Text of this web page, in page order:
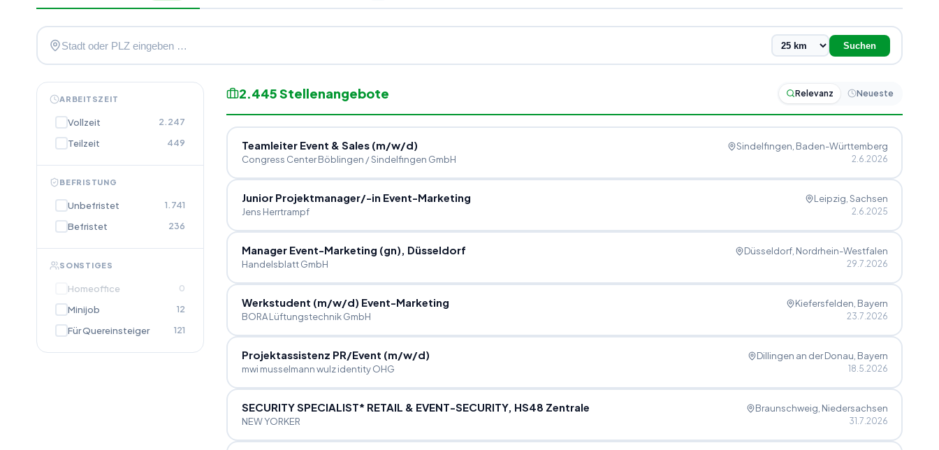
Suchen
ARBEITSZEIT
Vollzeit 2.247
Teilzeit 449
BEFRISTUNG
Unbefristet 1.741
Befristet 236
SONSTIGES
Homeoffice 0
Minijob 12
Für Quereinsteiger 121
2.445Stellenangebote Relevanz Neueste
Teamleiter Event & Sales (m/w/d)
Congress Center Böblingen / Sindelfingen GmbH
Sindelfingen , Baden-Württemberg
2.6.2026
Junior Projektmanager/-in Event-Marketing
Jens Herrtrampf
Leipzig , Sachsen
2.6.2025
Manager Event-Marketing (gn), Düsseldorf
Handelsblatt GmbH
Düsseldorf, Nordrhein-Westfalen
29.7.2026
Werkstudent (m/w/d) Event-Marketing
BORA Lüftungstechnik GmbH
Kiefersfelden , Bayern
23.7.2026
Projektassistenz PR/Event (m/w/d)
mwi musselmann wulz identity OHG
Dillingen an der Donau , Bayern
18.5.2026
SECURITY SPECIALIST* RETAIL & EVENT-SECURITY, HS48 Zentrale
NEW YORKER
Braunschweig , Niedersachsen
31.7.2026